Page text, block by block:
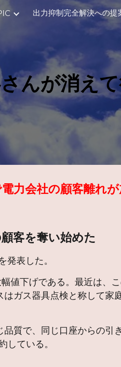
Skip to
出力抑制完全解決への提
んが消え
力会社の顧客離れ
客を奪い始めた
表した。
値下げである。最近は、
ガス器具点検と称して家
質で、同じ口座からの引
している。